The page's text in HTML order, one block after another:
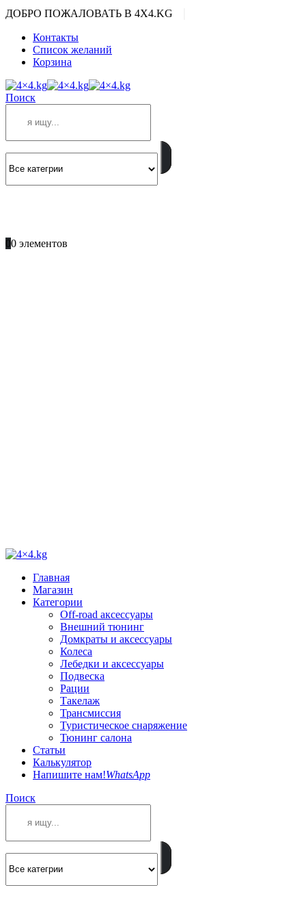
ДОБРО ПОЖАЛОВАТЬ В 4X4.KG
Контакты
Список желаний
Корзина
Поиск
00 элементов
Главная
Магазин
Категории
Off-road аксессуары
Внешний тюнинг
Домкраты и аксессуары
Колеса
Лебедки и аксессуары
Подвеска
Рации
Такелаж
Трансмиссия
Туристическое снаряжение
Тюнинг салона
Статьи
Калькулятор
Напишите нам!WhatsApp
Поиск